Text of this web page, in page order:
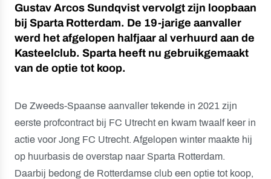
Gustav Arcos Sundqvist vervolgt zijn loopbaan
bij Sparta Rotterdam. De 19-jarige aanvaller
werd het afgelopen halfjaar al verhuurd aan de
Kasteelclub. Sparta heeft nu gebruikgemaakt
van de optie tot koop.
De Zweeds-Spaanse aanvaller tekende in 2021 zijn
eerste profcontract bij FC Utrecht en kwam twaalf keer in
actie voor Jong FC Utrecht. Afgelopen winter maakte hij
op huurbasis de overstap naar Sparta Rotterdam.
Daarbij bedong de Rotterdamse club een optie tot koop,